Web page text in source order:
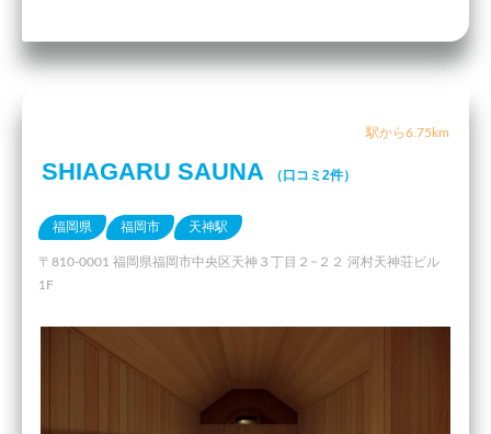
駅から6.75km
SHIAGARU SAUNA （口コミ2件）
福岡県 福岡市 天神駅
〒810-0001 福岡県福岡市中央区天神３丁目２−２２ 河村天神荘ビル
1F